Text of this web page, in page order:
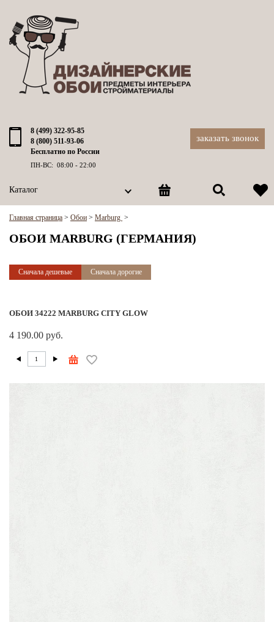
8 (499) 322-95-85
8 (800) 511-93-06
Бесплатно по России
ПН-ВС: 08:00 - 22:00
заказать звонок
Каталог
Главная страница > Обои > Marburg >
ОБОИ MARBURG (ГЕРМАНИЯ)
Сначала дешевые Сначала дорогие
ОБОИ 34222 MARBURG CITY GLOW
4 190.00 руб.